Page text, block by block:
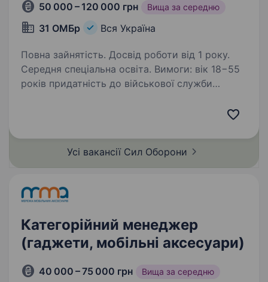
50 000 – 120 000 грн Вища за середню
31 ОМБр Вся Україна
Повна зайнятість. Досвід роботи від 1 року.
Середня спеціальна освіта. Вимоги: вік 18−55
років придатність до військової служби
Excel, Powerpoint) та оргтехнікою досвід…
Усі вакансії Сил Оборони
Категорійний менеджер
(гаджети, мобільні аксесуари)
40 000 – 75 000 грн Вища за середню